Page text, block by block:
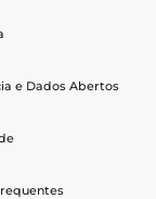
e Dados Abertos